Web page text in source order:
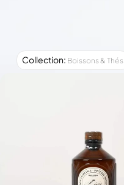
Collection: Boissons & Thés